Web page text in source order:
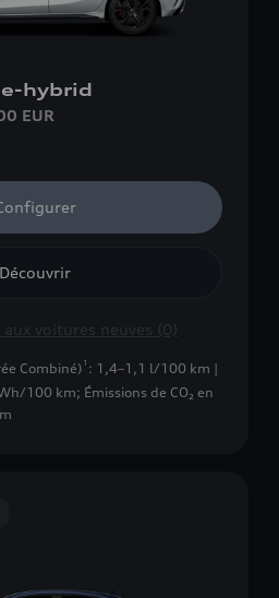
hybrid
EUR
Découvrir
voitures neuves (0)
Combiné) 1 : 1,4–1,1 l/100 km |
100 km; Émissions de CO₂ en